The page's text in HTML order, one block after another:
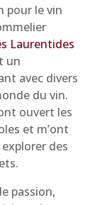
pour le vin
Laurentides
un
avec divers
du vin.
ouvert les
et m’ont
des
passion,